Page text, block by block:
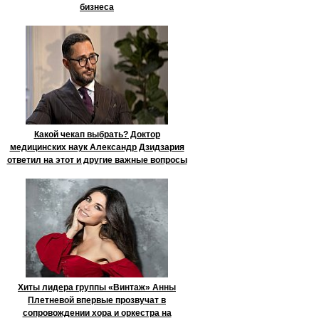
бизнеса
Какой чекап выбрать? Доктор
медицинских наук Александр Дзидзария
ответил на этот и другие важные вопросы
Хиты лидера группы «Винтаж» Анны
Плетневой впервые прозвучат в
сопровождении хора и оркестра на